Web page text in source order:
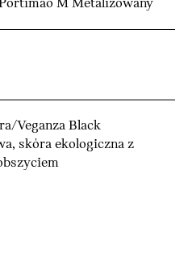
M Metalizowany
Veganza Black
skóra ekologiczna z